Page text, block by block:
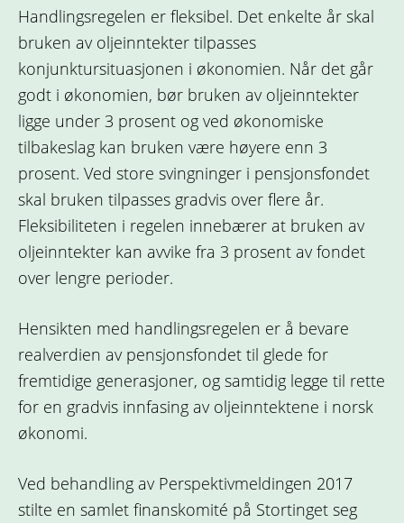
Handlingsregelen er fleksibel. Det enkelte år skal
bruken av oljeinntekter tilpasses
konjunktursituasjonen i økonomien. Når det går
godt i økonomien, bør bruken av oljeinntekter
ligge under 3 prosent og ved økonomiske
tilbakeslag kan bruken være høyere enn 3
prosent. Ved store svingninger i pensjonsfondet
skal bruken tilpasses gradvis over flere år.
Fleksibiliteten i regelen innebærer at bruken av
oljeinntekter kan avvike fra 3 prosent av fondet
over lengre perioder.
Hensikten med handlingsregelen er å bevare
realverdien av pensjonsfondet til glede for
fremtidige generasjoner, og samtidig legge til rette
for en gradvis innfasing av oljeinntektene i norsk
økonomi.
Ved behandling av Perspektivmeldingen 2017
stilte en samlet finanskomité på Stortinget seg